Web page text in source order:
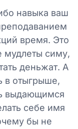
навыка ваш
время. Это
мудлеты симу,
деньжат. А
в отыгрыше,
выдающимся
себе имя
бы не